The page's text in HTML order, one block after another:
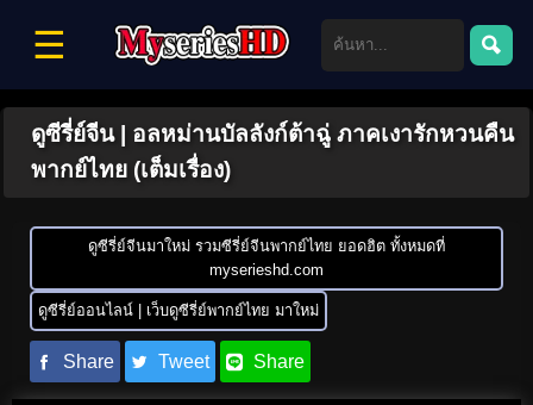
☰
ดูซีรี่ย์จีน | อลหม่านบัลลังก์ต้าฉู่ ภาคเงารักหวนคืน
พากย์ไทย (เต็มเรื่อง)
ดูซีรี่ย์จีนมาใหม่ รวมซีรี่ย์จีนพากย์ไทย ยอดฮิต ทั้งหมดที่
myserieshd.com
ดูซีรี่ย์ออนไลน์ | เว็บดูซีรี่ย์พากย์ไทย มาใหม่
Share Tweet Share